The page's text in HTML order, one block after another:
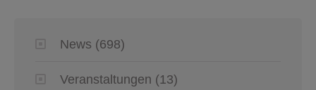
News (698)
Veranstaltungen (13)